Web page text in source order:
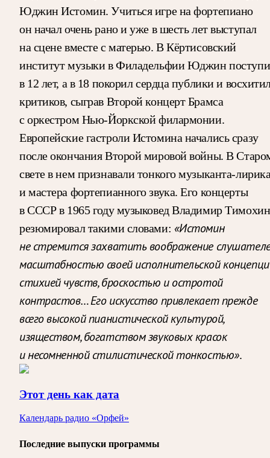
Юджин Истомин. Учиться игре на фортепиано
он начал очень рано и уже в шесть лет выступал
на сцене вместе с матерью. В Кёртисовский
институт музыки в Филадельфии Юджин
в 12 лет, а в 18 покорил сердца публики и
критиков, сыграв Второй концерт Брамса
с оркестром Нью-Йоркской филармонии.
Европейские гастроли Истомина начались сразу
после окончания Второй мировой войны. В
свете в нем признавали тонкого музыканта-
и мастера фортепианного звука. Его концерты
в СССР в 1965 году музыковед Владимир Тимохин
резюмировал такими словами: «Истомин
не стремится захватить воображение
масштабностью своей исполнительской
стихией чувств, броскостью и остротой
контрастов… Его искусство привлекает прежде
всего высокой пианистической культурой,
изяществом, богатством звуковых красок
и несомненной стилистической тонкостью».
Этот день как дата
Календарь радио «Орфей»
Последние выпуски программы